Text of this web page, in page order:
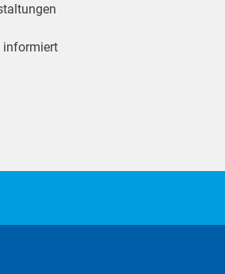
informiert